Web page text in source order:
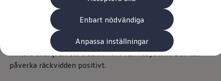
Enbart nödvändiga
Anpassa inställningar
ServiceCam
Service av elbilar
Tillbehör
Interiör- och exteriörskydd
Underhållning och elektronik
Laddbox och laddningskablar
Modellspecifika tillbehör
i en ID. 4 GTX
Den valbara värmepumpen värmer upp kupén i din ID. med
mindre energi än ett traditionellt värmesystem. Det kan
påverka räckvidden positivt.